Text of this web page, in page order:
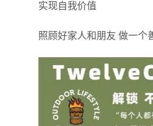
实现自我价值
照顾好家人和朋友 做一个